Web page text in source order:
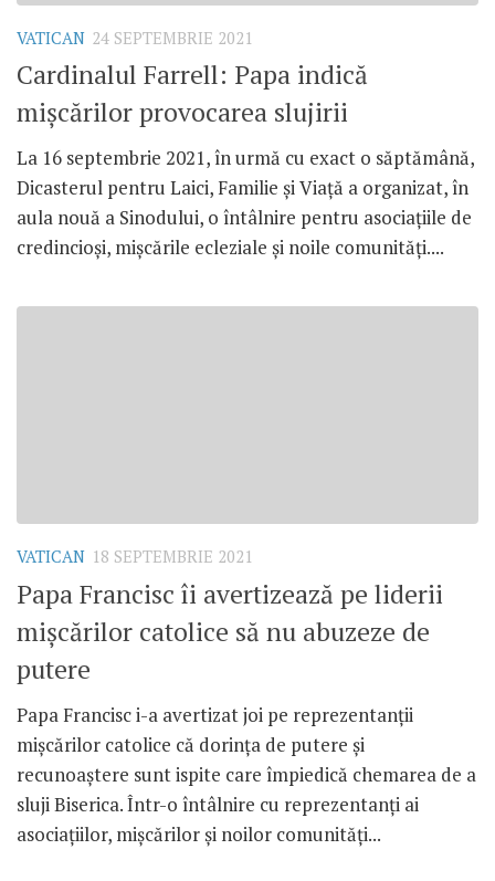
VATICAN 24 SEPTEMBRIE 2021
Cardinalul Farrell: Papa indică
mișcărilor provocarea slujirii
La 16 septembrie 2021, în urmă cu exact o săptămână,
Dicasterul pentru Laici, Familie și Viață a organizat, în
aula nouă a Sinodului, o întâlnire pentru asociațiile de
credincioși, mișcările ecleziale și noile comunități....
VATICAN 18 SEPTEMBRIE 2021
Papa Francisc îi avertizează pe liderii
mișcărilor catolice să nu abuzeze de
putere
Papa Francisc i-a avertizat joi pe reprezentanții
mișcărilor catolice că dorința de putere și
recunoaștere sunt ispite care împiedică chemarea de a
sluji Biserica. Într-o întâlnire cu reprezentanți ai
asociațiilor, mișcărilor și noilor comunități...